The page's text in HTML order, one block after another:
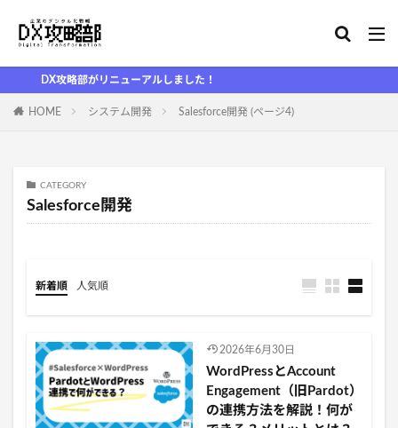
DX攻略部がリニューアルしました！
HOME システム開発 Salesforce開発 (ページ4)
CATEGORY
Salesforce開発
新着順 人気順
2026年6月30日
WordPressとAccount
Engagement（旧Pardot）
の連携方法を解説！何が